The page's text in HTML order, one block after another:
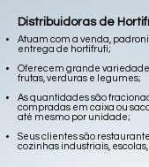
Distribuidoras de
Atuam com a venda,
entrega de hortifruti;
Oferecem grande
frutas, verduras e legumes;
As quantidades são
compradas em caixa ou
até mesmo por unidade;
Seus clientes são
cozinhas industriais, escolas,